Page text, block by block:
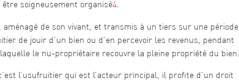
soigneusement organisé4.
aménagé de son vivant, et transmis à un tiers sur une période
de jouir d’un bien ou d’en percevoir les revenus, pendant
le nu-propriétaire recouvre la pleine propriété du bien.
l’usufruitier qui est l’acteur principal, il profite d’un droit